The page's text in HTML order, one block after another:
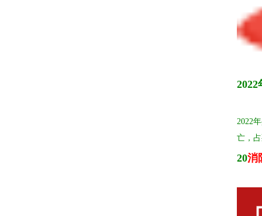
2022
2022
亡，
20消